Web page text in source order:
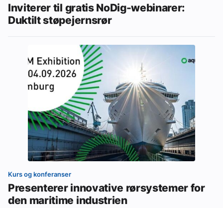
Inviterer til gratis NoDig-webinarer:
Duktilt støpejernsrør
Kurs og konferanser
Presenterer innovative rørsystemer for
den maritime industrien